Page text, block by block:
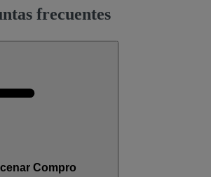
frecuentes
Compro